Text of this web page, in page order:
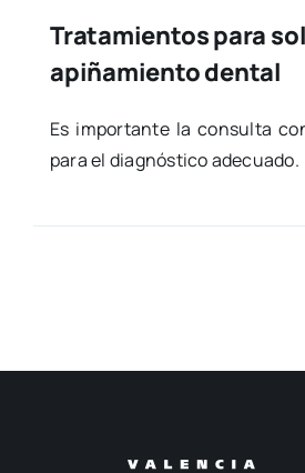
Tratamientos para
apiñamiento dental
Es impor­tan­te la con­sul­ta
para el diag­nós­ti­co ade­cua­do.